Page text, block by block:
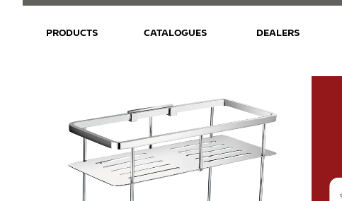
PRODUCTS CATALOGUES DEALERS